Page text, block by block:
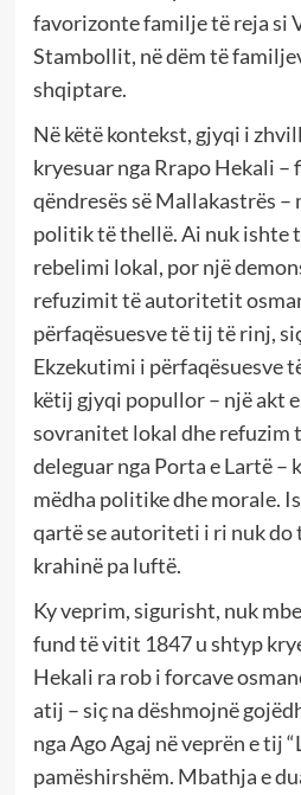
favorizonte familje të reja si
Stambollit, në dëm të
shqiptare.
Në këtë kontekst, gjyqi i
kryesuar nga Rrapo Hekali –
qëndresës së Mallakastrës
politik të thellë. Ai nuk ishte
rebelimi lokal, por një
refuzimit të autoritetit
përfaqësuesve të tij të rinj,
Ekzekutimi i përfaqësuesve
këtij gjyqi popullor – një akt
sovranitet lokal dhe refuzim
deleguar nga Porta e Lartë –
mëdha politike dhe morale.
qartë se autoriteti i ri nuk do
krahinë pa luftë.
Ky veprim, sigurisht, nuk
fund të vitit 1847 u shtyp
Hekali ra rob i forcave
atij – siç na dëshmojnë
nga Ago Agaj në veprën e tij
pamëshirshëm. Mbathja e